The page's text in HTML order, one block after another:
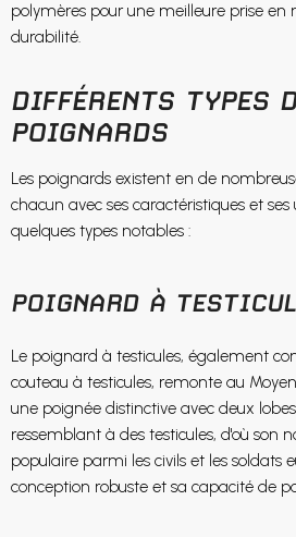
polymères pour une meilleure prise
durabilité.
DIFFÉRENTS TYPES
POIGNARDS
Les poignards existent en de
chacun avec ses caractéristiques et ses
quelques types notables :
POIGNARD À
Le poignard à testicules, également
couteau à testicules, remonte au
une poignée distinctive avec deux
ressemblant à des testicules, d'où son
populaire parmi les civils et les soldats
conception robuste et sa capacité de